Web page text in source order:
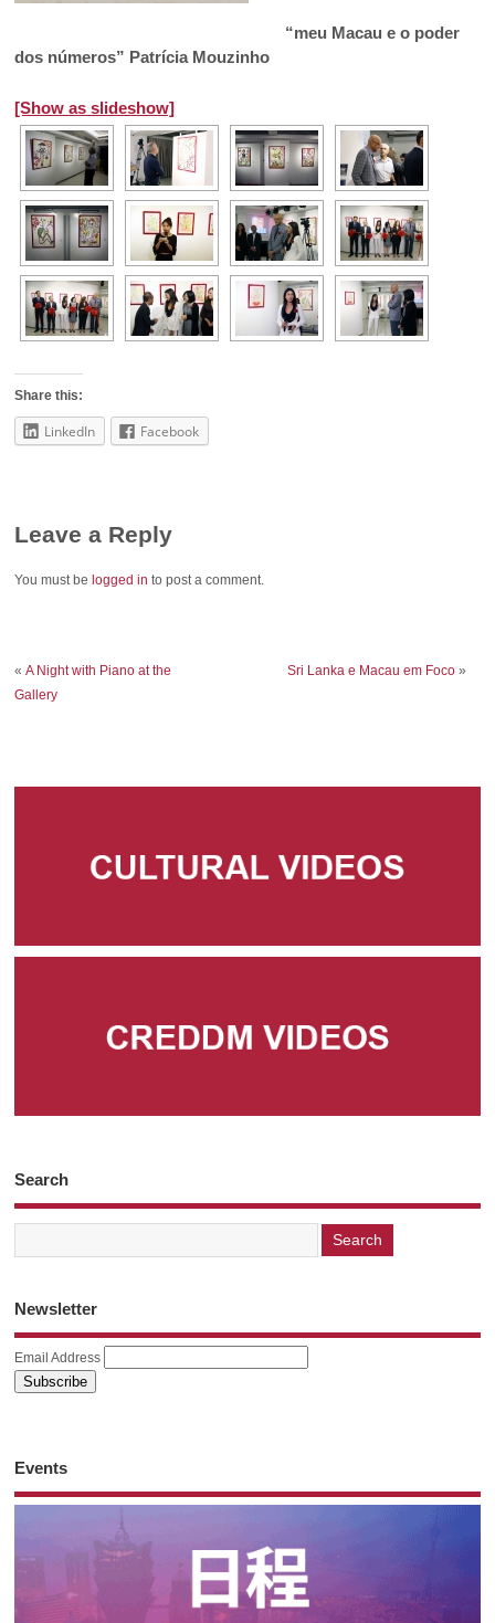
“meu Macau e o poder
dos números” Patrícia Mouzinho
[Show as slideshow]
Share this:
LinkedIn Facebook
Leave a Reply
You must be logged in to post a comment.
«A Night with Piano at the
Gallery
Sri Lanka e Macau em Foco»
Search
Newsletter
Email Address
Events